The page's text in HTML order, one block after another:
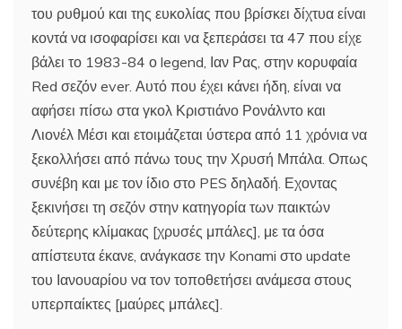
του ρυθμού και της ευκολίας που βρίσκει δίχτυα είναι
κοντά να ισοφαρίσει και να ξεπεράσει τα 47 που είχε
βάλει το 1983-84 ο legend, Ιαν Ρας, στην κορυφαία
Red σεζόν ever. Αυτό που έχει κάνει ήδη, είναι να
αφήσει πίσω στα γκολ Κριστιάνο Ρονάλντο και
Λιονέλ Μέσι και ετοιμάζεται ύστερα από 11 χρόνια να
ξεκολλήσει από πάνω τους την Χρυσή Μπάλα. Οπως
συνέβη και με τον ίδιο στο PES δηλαδή. Εχοντας
ξεκινήσει τη σεζόν στην κατηγορία των παικτών
δεύτερης κλίμακας [χρυσές μπάλες], με τα όσα
απίστευτα έκανε, ανάγκασε την Konami στο update
του Ιανουαρίου να τον τοποθετήσει ανάμεσα στους
υπερπαίκτες [μαύρες μπάλες].